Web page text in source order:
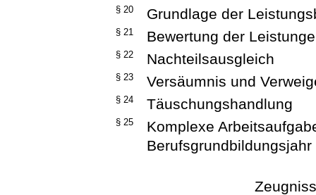
§ 20 Grundlage der
§ 21 Bewertung der
§ 22 Nachteilsausgleich
§ 23 Versäumnis und
§ 24 Täuschungshandlung
§ 25
Komplexe
Berufsgrundbildungsjahr